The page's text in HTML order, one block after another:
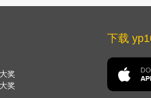
奖
奖
下载